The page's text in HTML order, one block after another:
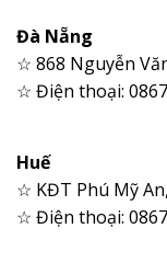
Đà Nẵng
☆ 868 Nguyễn
☆ Điện thoại:
Huế
☆ KĐT Phú Mỹ
☆ Điện thoại: